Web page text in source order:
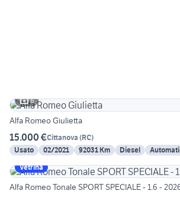
6
Alfa Romeo Giulietta
15.000 €Cittanova (RC)
Usato
02/2021 92031 Km Diesel
Vetrina
Alfa Romeo Tonale SPORT SPECIALE - 1.6 -